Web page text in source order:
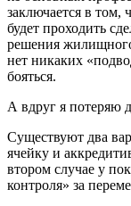
заключается в том,
будет проходить
решения
нет никаких
бояться.
А вдруг я потеряю
Существуют два
ячейку и
втором случае у
контроля» за